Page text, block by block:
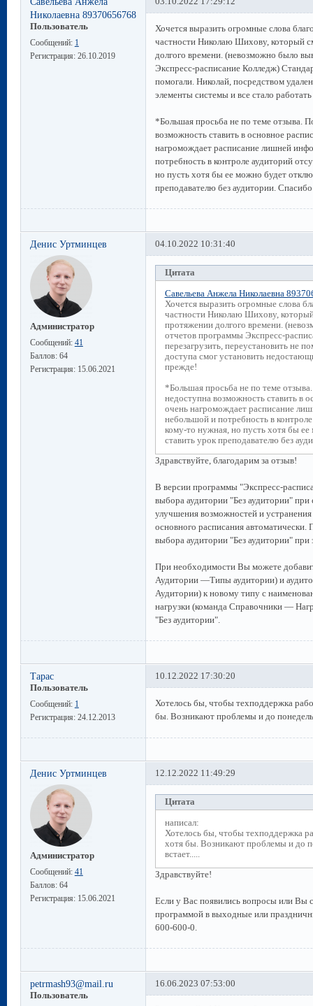
Николаевна 89370656768
Пользователь
Сообщений: 1
Регистрация: 26.10.2019
Хочется выразить огромные слова
частности Николаю Шихову, который
долгого времени. (невозможно было
Экспресс-расписание Колледж)
помогали. Николай, посредством
элементы системы и все стало
*Большая просьба не по теме отзыва.
возможность ставить в основное
нагромождает расписание лишней
потребность в контроле аудиторий
но пусть хотя бы ее можно будет
преподавателю без аудитории.
Денис Уртминцев
Администратор
Сообщений: 41
Баллов: 64
Регистрация: 15.06.2021
04.10.2022 10:31:40
Цитата
Савельева Анжела Николаевна
Хочется выразить огромные слова
частности Николаю Шихову,
протяжении долгого времени.
отчетов программы Экспресс-
перезагрузить, переустановить не
доступа смог установить
прежде!
*Большая просьба не по теме
недоступна возможность ставить в
очень нагромождает расписание
небольшой и потребность в
кому-то нужная, но пусть хотя бы
ставить урок преподавателю без
Здравствуйте, благодарим за отзыв!
В версии программы "Экспресс-
выбора аудитории "Без аудитории" при
улучшения возможностей и
основного расписания
выбора аудитории "Без аудитории" при
При необходимости Вы можете
Аудитории —Типы аудитории) и
Аудитории) к новому типу с
нагрузки (команда Справочники —
"Без аудитории".
Тарас
Пользователь
Сообщений: 1
Регистрация: 24.12.2013
10.12.2022 17:30:20
Хотелось бы, чтобы техподдержка
бы. Возникают проблемы и до
Денис Уртминцев
Администратор
Сообщений: 41
Баллов: 64
Регистрация: 15.06.2021
12.12.2022 11:49:29
Цитата
написал:
Хотелось бы, чтобы техподдержка
хотя бы. Возникают проблемы и до
встает.....
Здравствуйте!
Если у Вас появились вопросы или Вы
программой в выходные или
600-600-0.
petrmash93@mail.ru
Пользователь
16.06.2023 07:53:00